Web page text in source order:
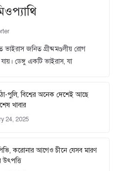
ভাইরাস জনিত গ্রীষ্মমণ্ডলীয় রোগ
ডেঙ্গু একটি ভাইরাস, যা
পুলি, বিশ্বের অনেক দেশেই আছে
খাবার
24, 2025
করোনার আগেও চীনে যেসব মারণ
উৎপত্তি